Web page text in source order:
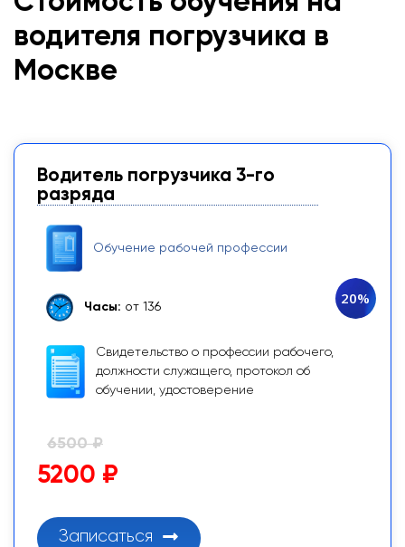
водителя погрузчика в
Москве
Водитель погрузчика 3-го
разряда
Обучение рабочей профессии
Часы: от 136
Свидетельство о профессии рабочего,
должности служащего, протокол об
обучении, удостоверение
20%
6500 ₽
5200 ₽
Записаться